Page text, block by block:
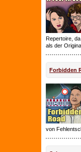
Repertoire,
als der
Forbidden
von